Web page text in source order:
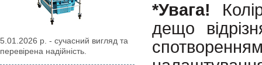
5.01.2026 р. - сучасний вигляд та
перевірена надійність.
*Увага!
дещо